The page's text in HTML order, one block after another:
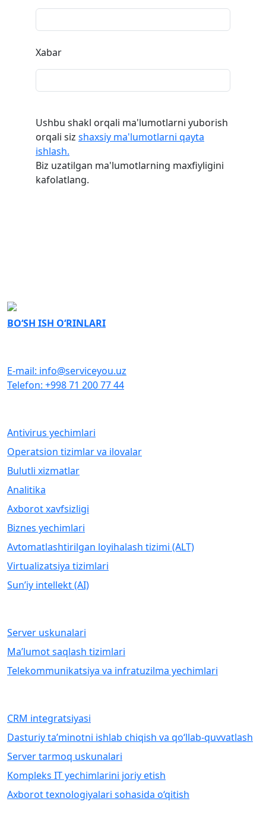
Xabar
Ushbu shakl orqali ma'lumotlarni yuborish
orqali siz shaxsiy ma'lumotlarni qayta
ishlash.
Biz uzatilgan ma'lumotlarning maxfiyligini
kafolatlang.
BO‘SH ISH O‘RINLARI
E-mail: info@serviceyou.uz
Telefon: +998 71 200 77 44
Antivirus yechimlari
Operatsion tizimlar va ilovalar
Bulutli xizmatlar
Analitika
Axborot xavfsizligi
Biznes yechimlari
Avtomatlashtirilgan loyihalash tizimi (ALT)
Virtualizatsiya tizimlari
Sun’iy intellekt (AI)
Server uskunalari
Ma’lumot saqlash tizimlari
Telekommunikatsiya va infratuzilma yechimlari
CRM integratsiyasi
Dasturiy ta’minotni ishlab chiqish va qo‘llab-quvvatlash
Server tarmoq uskunalari
Kompleks IT yechimlarini joriy etish
Axborot texnologiyalari sohasida o‘qitish